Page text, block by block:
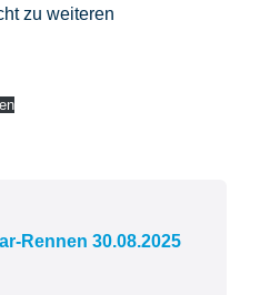
zu weiteren
Rennen 30.08.2025